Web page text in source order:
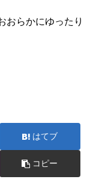
おらかにゆったり
はてブ
コピー